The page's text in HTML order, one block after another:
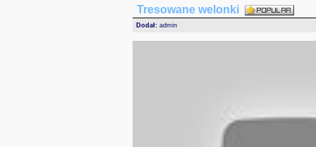
Tresowane welonki
Dodał: admin